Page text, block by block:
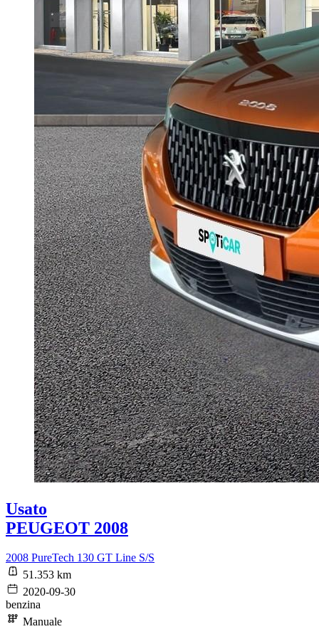
Usato
PEUGEOT 2008
2008 PureTech 130 GT Line S/S
51.353 km
2020-09-30
benzina
Manuale